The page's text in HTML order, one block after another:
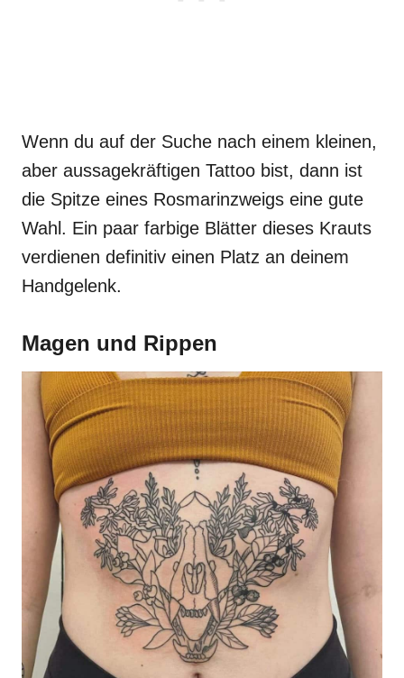
Wenn du auf der Suche nach einem kleinen,
aber aussagekräftigen Tattoo bist, dann ist
die Spitze eines Rosmarinzweigs eine gute
Wahl. Ein paar farbige Blätter dieses Krauts
verdienen definitiv einen Platz an deinem
Handgelenk.
Magen und Rippen